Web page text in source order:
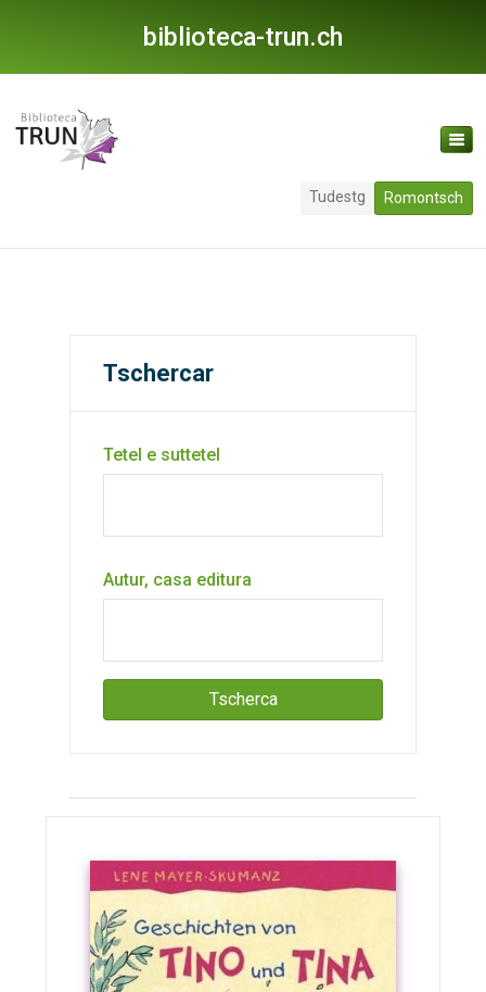
biblioteca-trun.ch
Tudestg Romontsch
Tschercar
Tetel e suttetel
Autur, casa editura
Tscherca